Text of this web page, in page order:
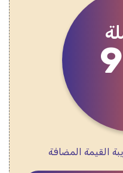
القيمة المضافة